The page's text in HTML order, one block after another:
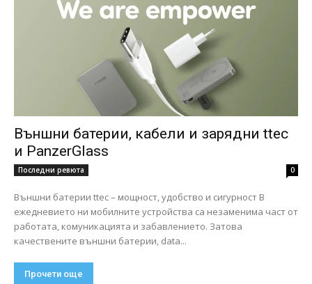
Външни батерии, кабели и зарядни ttec
и PanzerGlass
Последни ревюта 0
Външни батерии ttec – мощност, удобство и сигурност В
ежедневието ни мобилните устройства са незаменима част от
работата, комуникацията и забавлението. Затова
качествените външни батерии, data...
Прочети още